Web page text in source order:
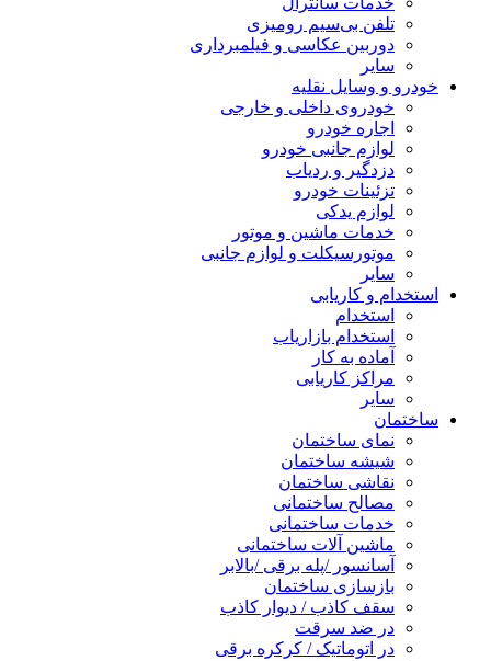
تلفن بی‌سیم رومیزی
دوربین عکاسی و فیلمبرداری
سایر
خودرو و وسایل نقلیه
خودروی داخلی و خارجی
اجاره خودرو
لوازم جانبی خودرو
دزدگیر و ردیاب
تزئینات خودرو
لوازم یدکی
خدمات ماشین و موتور
موتورسیکلت و لوازم جانبی
سایر
استخدام و کاریابی
استخدام
استخدام بازاریاب
آماده به کار
مراکز کاریابی
سایر
ساختمان
نمای ساختمان
شیشه ساختمان
نقاشی ساختمان
مصالح ساختمانی
خدمات ساختمانی
ماشین آلات ساختمانی
آسانسور /پله برقی /بالابر
بازسازی ساختمان
سقف کاذب / دیوار کاذب
در ضد سرقت
در اتوماتیک / کرکره برقی